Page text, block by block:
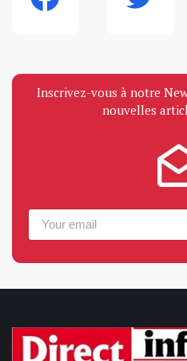
Inscrivez-vous à notre
nouvelles